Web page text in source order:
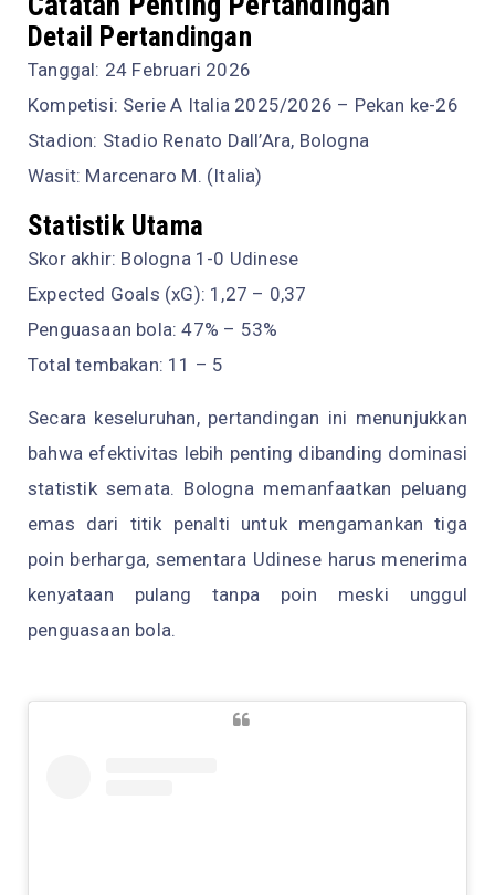
Detail Pertandingan
Tanggal: 24 Februari 2026
Kompetisi: Serie A Italia 2025/2026 – Pekan ke-26
Stadion: Stadio Renato Dall’Ara, Bologna
Wasit: Marcenaro M. (Italia)
Statistik Utama
Skor akhir: Bologna 1-0 Udinese
Expected Goals (xG): 1,27 – 0,37
Penguasaan bola: 47% – 53%
Total tembakan: 11 – 5
Secara keseluruhan, pertandingan ini menunjukkan
bahwa efektivitas lebih penting dibanding dominasi
statistik semata. Bologna memanfaatkan peluang
emas dari titik penalti untuk mengamankan tiga
poin berharga, sementara Udinese harus menerima
kenyataan pulang tanpa poin meski unggul
penguasaan bola.